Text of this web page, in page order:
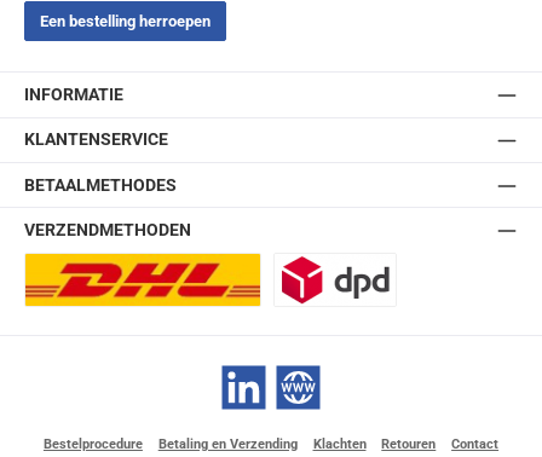
Een bestelling herroepen
INFORMATIE
KLANTENSERVICE
BETAALMETHODES
VERZENDMETHODEN
LinkedIn Website
Bestelprocedure Betaling en Verzending Klachten Retouren Contact